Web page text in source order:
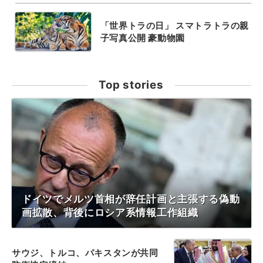
「世界トラの日」 スマトラトラの親
子写真公開 豪動物園
Top stories
ドイツでメルツ首相が辞任計画と主張する偽動
画拡散、背後にロシア系情報工作組織
サウジ、トルコ、パキスタンが共同